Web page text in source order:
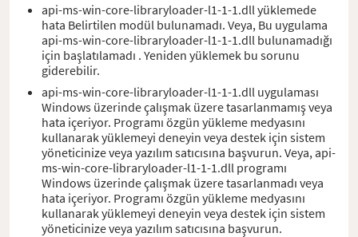
api-ms-win-core-libraryloader-l1-1-1.dll yüklemede
hata Belirtilen modül bulunamadı. Veya, Bu uygulama
api-ms-win-core-libraryloader-l1-1-1.dll bulunamadığı
için başlatılamadı . Yeniden yüklemek bu sorunu
giderebilir.
api-ms-win-core-libraryloader-l1-1-1.dll uygulaması
Windows üzerinde çalışmak üzere tasarlanmamış veya
hata içeriyor. Programı özgün yükleme medyasını
kullanarak yüklemeyi deneyin veya destek için sistem
yöneticinize veya yazılım satıcısına başvurun. Veya, api-
ms-win-core-libraryloader-l1-1-1.dll programı
Windows üzerinde çalışmak üzere tasarlanmadı veya
hata içeriyor. Programı özgün yükleme medyasını
kullanarak yüklemeyi deneyin veya destek için sistem
yöneticinize veya yazılım satıcısına başvurun.